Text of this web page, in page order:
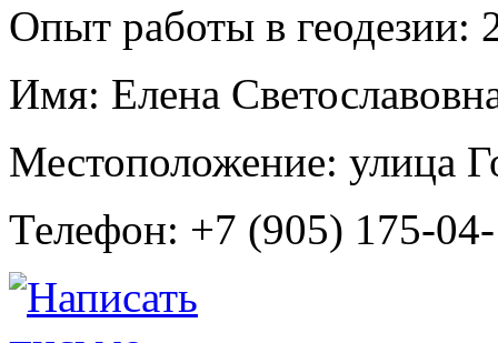
Опыт работы в геодезии:
Имя: Елена
Местоположение: улица
Телефон: +7 (905) 175-